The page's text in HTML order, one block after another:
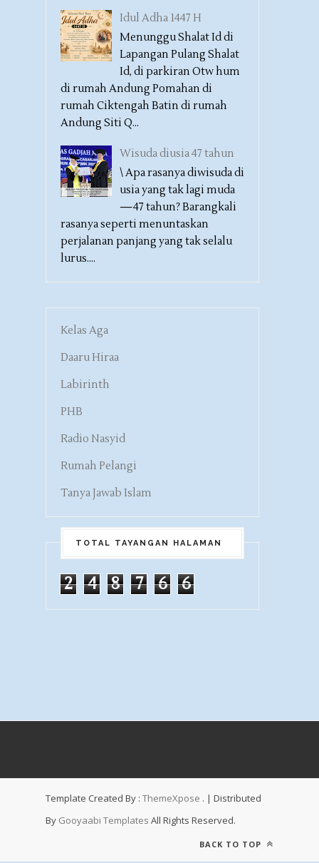
Idul Adha 1447 H
Menunggu Shalat Id di
Lapangan Pulang Shalat
Id, di parkiran Otw hum
di rumah Andung Pomahan di
rumah Ciktengah Batin di rumah
Andung Siti Q...
Wisuda diusia 47 tahun
\ Apa rasanya diwisuda di
usia yang tak lagi muda
—47 tahun? Barangkali
rasanya seperti menuntaskan
perjalanan panjang yang tak selalu
lurus....
Kelas Aga
Daaru Hiraa
Labirinth
PHB
Radio Nasyid
Rumah Pelangi
Tanya Jawab Islam
TOTAL TAYANGAN HALAMAN
2 4 8 7 6 6
Template Created By : ThemeXpose . | Distributed
By Gooyaabi Templates All Rights Reserved.
BACK TO TOP